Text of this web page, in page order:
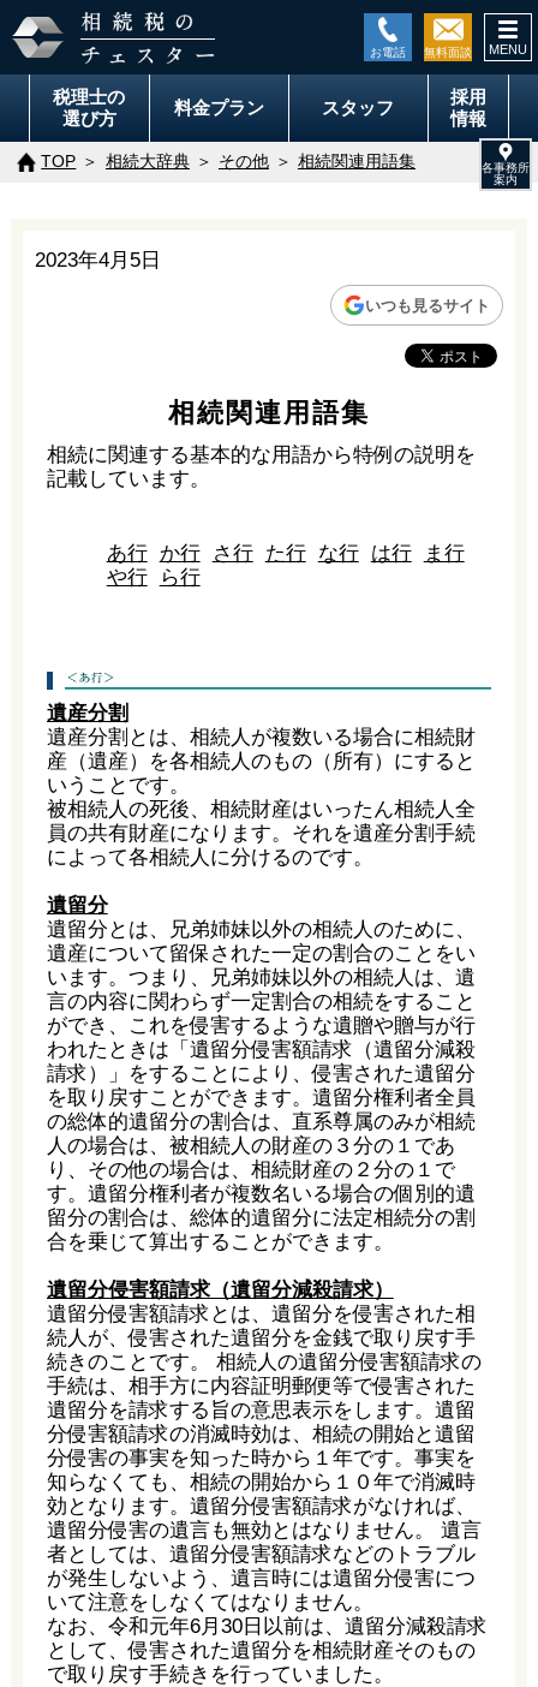
税理士の
選び方
料金プラン スタッフ
採用
情報
TOP 相続大辞典 その他 相続関連用語集
2023年4月5日
いつも見るサイト
相続関連用語集
相続に関連する基本的な用語から特例の説明を
記載しています。
あ行 か行 さ行 た行 な行 は行
ま行
や行
ら行
遺産分割
遺産分割とは、相続人が複数いる場合に相続財
産（遺産）を各相続人のもの（所有）にすると
いうことです。
被相続人の死後、相続財産はいったん相続人全
員の共有財産になります。それを遺産分割手続
によって各相続人に分けるのです。
遺留分
遺留分とは、兄弟姉妹以外の相続人のために、
遺産について留保された一定の割合のことをい
います。つまり、兄弟姉妹以外の相続人は、遺
言の内容に関わらず一定割合の相続をすること
ができ、これを侵害するような遺贈や贈与が行
われたときは「遺留分侵害額請求（遺留分減殺
請求）」をすることにより、侵害された遺留分
を取り戻すことができます。遺留分権利者全員
の総体的遺留分の割合は、直系尊属のみが相続
人の場合は、被相続人の財産の３分の１であ
り、その他の場合は、相続財産の２分の１で
す。遺留分権利者が複数名いる場合の個別的遺
留分の割合は、総体的遺留分に法定相続分の割
合を乗じて算出することができます。
遺留分侵害額請求（遺留分減殺請求）
遺留分侵害額請求とは、遺留分を侵害された相
続人が、侵害された遺留分を金銭で取り戻す手
続きのことです。 相続人の遺留分侵害額請求の
手続は、相手方に内容証明郵便等で侵害された
遺留分を請求する旨の意思表示をします。遺留
分侵害額請求の消滅時効は、相続の開始と遺留
分侵害の事実を知った時から１年です。事実を
知らなくても、相続の開始から１０年で消滅時
効となります。遺留分侵害額請求がなければ、
遺留分侵害の遺言も無効とはなりません。 遺言
者としては、遺留分侵害額請求などのトラブル
が発生しないよう、遺言時には遺留分侵害につ
いて注意をしなくてはなりません。
なお、令和元年6月30日以前は、遺留分減殺請求
として、侵害された遺留分を相続財産そのもの
で取り戻す手続きを行っていました。